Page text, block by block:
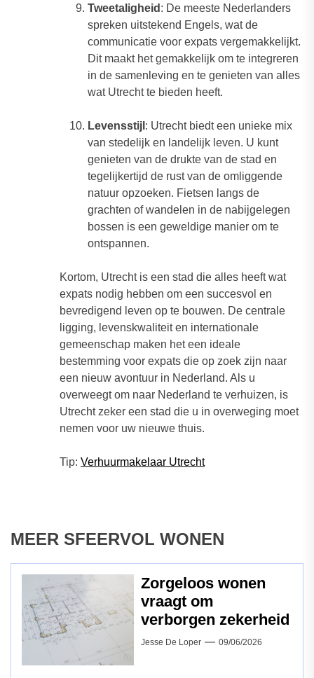
Tweetaligheid : De meeste Nederlanders
spreken uitstekend Engels, wat de
communicatie voor expats vergemakkelijkt.
Dit maakt het gemakkelijk om te integreren
in de samenleving en te genieten van alles
wat Utrecht te bieden heeft.
Levensstijl : Utrecht biedt een unieke mix
van stedelijk en landelijk leven. U kunt
genieten van de drukte van de stad en
tegelijkertijd de rust van de omliggende
natuur opzoeken. Fietsen langs de
grachten of wandelen in de nabijgelegen
bossen is een geweldige manier om te
ontspannen.
Kortom, Utrecht is een stad die alles heeft wat
expats nodig hebben om een succesvol en
bevredigend leven op te bouwen. De centrale
ligging, levenskwaliteit en internationale
gemeenschap maken het een ideale
bestemming voor expats die op zoek zijn naar
een nieuw avontuur in Nederland. Als u
overweegt om naar Nederland te verhuizen, is
Utrecht zeker een stad die u in overweging moet
nemen voor uw nieuwe thuis.
Tip: Verhuurmakelaar Utrecht
MEER SFEERVOL WONEN
Zorgeloos wonen
vraagt om
verborgen zekerheid
Jesse De Loper 09/06/2026